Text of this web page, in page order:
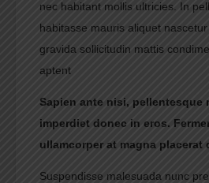
nec habitant mollis ultricies. In
habitasse mauris aliquet
gravida sollicitudin mattis
aptent
Sapien ante nisi, pellentesque
imperdiet donec in eros.
ullamcorper at magna placerat
Suspendisse malesuada nunc